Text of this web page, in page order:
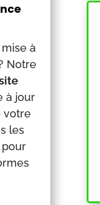
à
Notre
à jour
votre
les